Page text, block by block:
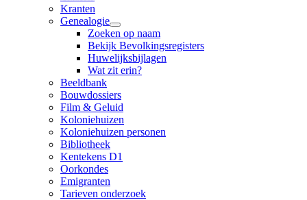
Kranten
Genealogie
Zoeken op naam
Bekijk Bevolkingsregisters
Huwelijksbijlagen
Wat zit erin?
Beeldbank
Bouwdossiers
Film & Geluid
Koloniehuizen
Koloniehuizen personen
Bibliotheek
Kentekens D1
Oorkondes
Emigranten
Tarieven onderzoek